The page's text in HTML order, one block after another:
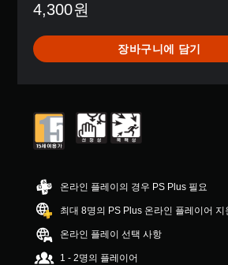
별
으
로
부
별
평
8
개
별
4,300원
장바구니에 담기
온라인 플레이의 경우 PS Plus 필요
최대 8명의 PS Plus 온라인 플레이어 지
온라인 플레이 선택 사항
1 - 2명의 플레이어